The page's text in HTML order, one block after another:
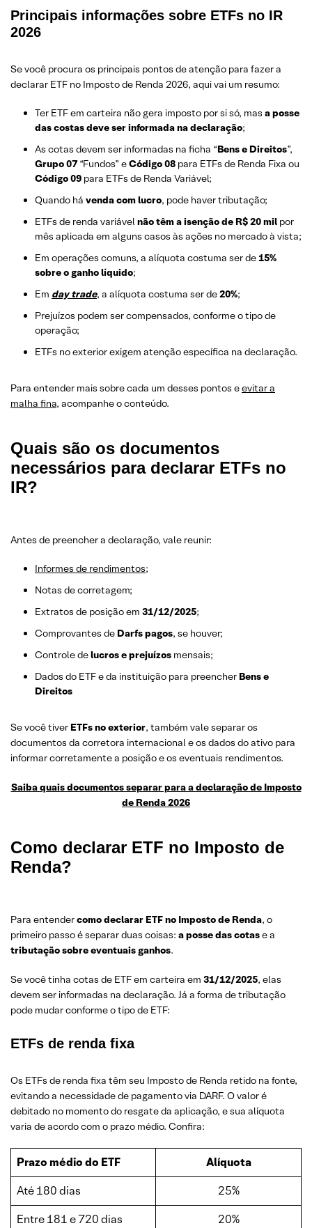
Principais informações sobre ETFs no IR
2026
Se você procura os principais pontos de atenção para fazer a
declarar ETF no Imposto de Renda 2026, aqui vai um resumo:
Ter ETF em carteira não gera imposto por si só, mas a posse
das costas deve ser informada na declaração;
As cotas devem ser informadas na ficha “Bens e Direitos”,
Grupo 07“Fundos” eCódigo 08 para ETFs de Renda Fixa ou
Código09 para ETFs de Renda Variável;
Quando há venda com lucro, pode haver tributação;
ETFs de renda variávelnão têm a isenção de R$ 20 mil por
mês aplicada em alguns casos às ações no mercado à vista;
Em operações comuns, a alíquota costuma ser de15%
sobre o ganho líquido;
Em day trade, a alíquota costuma ser de20%;
Prejuízos podem ser compensados, conforme o tipo de
operação;
ETFs no exterior exigem atenção específica na declaração.
Para entender mais sobre cada um desses pontos eevitar a
malha fina, acompanhe o conteúdo.
Quais são os documentos
necessários para declarar ETFs no
IR?
Antes de preencher a declaração, vale reunir:
Informes de rendimentos;
Notas de corretagem;
Extratos de posição em 31/12/2025;
Comprovantes de Darfs pagos, se houver;
Controle delucros e prejuízos mensais;
Dados do ETF e da instituição para preencher Bens e
Direitos
Se você tiver ETFs no exterior, também vale separar os
documentos da corretora internacional e os dados do ativo para
informar corretamente a posição e os eventuais rendimentos.
Saiba quais documentos separar para a declaração de Imposto
de Renda 2026
Como declarar ETF no Imposto de
Renda?
Para entendercomo declarar ETF no Imposto de Renda, o
primeiro passo é separar duas coisas: a posse das cotase a
tributação sobre eventuais ganhos.
Se você tinha cotas de ETF em carteira em 31/12/2025, elas
devem ser informadas na declaração. Já a forma de tributação
pode mudar conforme o tipo de ETF:
ETFs de renda fixa
Os ETFs de renda fixa têm seu Imposto de Renda retido na fonte,
evitando a necessidade de pagamento via DARF. O valor é
debitado no momento do resgate da aplicação, e sua alíquota
varia de acordo com o prazo médio. Confira:
Prazo médio do ETF
Alíquota
Até 180 dias
25%
Entre 181 e 720 dias
20%